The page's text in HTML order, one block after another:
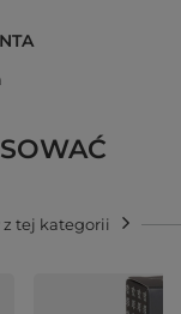
tej kategorii